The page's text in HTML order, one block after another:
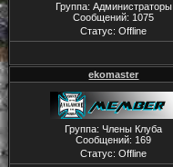
Группа: Администраторы
Сообщений: 1075
Статус:Offline
ekomaster
Группа: Члены Клуба
Сообщений: 169
Статус:Offline